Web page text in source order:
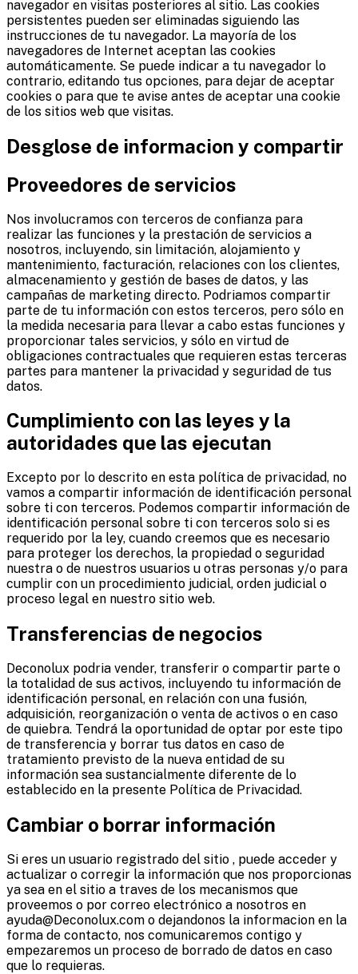
navegador en visitas posteriores al sitio. Las cookies
persistentes pueden ser eliminadas siguiendo las
instrucciones de tu navegador. La mayoría de los
navegadores de Internet aceptan las cookies
automáticamente. Se puede indicar a tu navegador lo
contrario, editando tus opciones, para dejar de aceptar
cookies o para que te avise antes de aceptar una cookie
de los sitios web que visitas.
Desglose de informacion y compartir
Proveedores de servicios
Nos involucramos con terceros de confianza para
realizar las funciones y la prestación de servicios a
nosotros, incluyendo, sin limitación, alojamiento y
mantenimiento, facturación, relaciones con los clientes,
almacenamiento y gestión de bases de datos, y las
campañas de marketing directo. Podriamos compartir
parte de tu información con estos terceros, pero sólo en
la medida necesaria para llevar a cabo estas funciones y
proporcionar tales servicios, y sólo en virtud de
obligaciones contractuales que requieren estas terceras
partes para mantener la privacidad y seguridad de tus
datos.
Cumplimiento con las leyes y la
autoridades que las ejecutan
Excepto por lo descrito en esta política de privacidad, no
vamos a compartir información de identificación personal
sobre ti con terceros. Podemos compartir información de
identificación personal sobre ti con terceros solo si es
requerido por la ley, cuando creemos que es necesario
para proteger los derechos, la propiedad o seguridad
nuestra o de nuestros usuarios u otras personas y/o para
cumplir con un procedimiento judicial, orden judicial o
proceso legal en nuestro sitio web.
Transferencias de negocios
Deconolux podria vender, transferir o compartir parte o
la totalidad de sus activos, incluyendo tu información de
identificación personal, en relación con una fusión,
adquisición, reorganización o venta de activos o en caso
de quiebra. Tendrá la oportunidad de optar por este tipo
de transferencia y borrar tus datos en caso de
tratamiento previsto de la nueva entidad de su
información sea sustancialmente diferente de lo
establecido en la presente Política de Privacidad.
Cambiar o borrar información
Si eres un usuario registrado del sitio , puede acceder y
actualizar o corregir la información que nos proporcionas
ya sea en el sitio a traves de los mecanismos que
proveemos o por correo electrónico a nosotros en
ayuda@Deconolux.com o dejandonos la informacion en la
forma de contacto, nos comunicaremos contigo y
empezaremos un proceso de borrado de datos en caso
que lo requieras.